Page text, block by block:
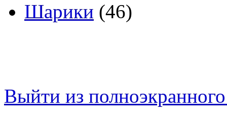
Шарики (46)
Выйти из